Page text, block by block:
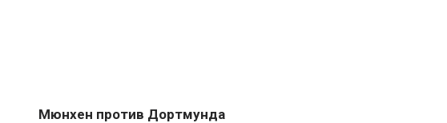
Мюнхен против Дортмунда